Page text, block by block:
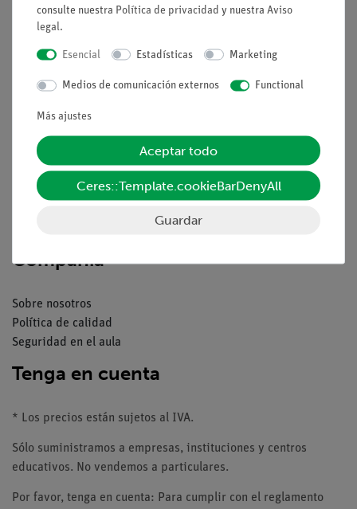
Contacto
Declaración de privacidad
Servicio
Resumen del servicio
Descargas
Catálogos
Compañía
Sobre nosotros
Política de calidad
Seguridad en el aula
Tenga en cuenta
* Los precios están sujetos al IVA.
Sólo suministramos a empresas, instituciones y centros
educativos. No vendemos a particulares.
Por favor, tenga en cuenta: Para cumplir con el reglamento
consulte nuestra Política de privacidad y nuestra Aviso
legal.
Esencial Estadísticas Marketing
Medios de comunicación externos Functional
Más ajustes
Aceptar todo
Ceres::Template.cookieBarDenyAll
Guardar